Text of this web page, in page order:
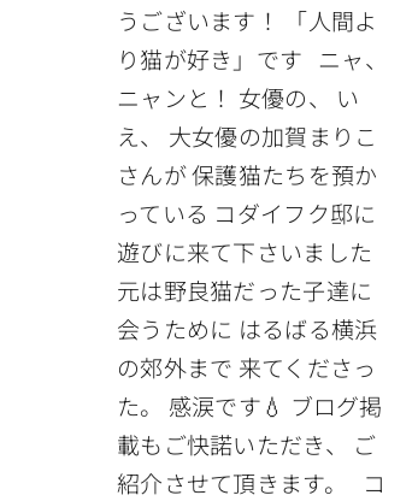
うございます！ 「人間よ
り猫が好き」です ニャ、
ニャンと！ 女優の、 い
え、 大女優の加賀まりこ
さんが 保護猫たちを預か
っている コダイフク邸に
遊びに来て下さいました
元は野良猫だった子達に
会うために はるばる横浜
の郊外まで 来てくださっ
た。 感涙です💧 ブログ掲
載もご快諾いただき、 ご
紹介させて頂きます。 コ